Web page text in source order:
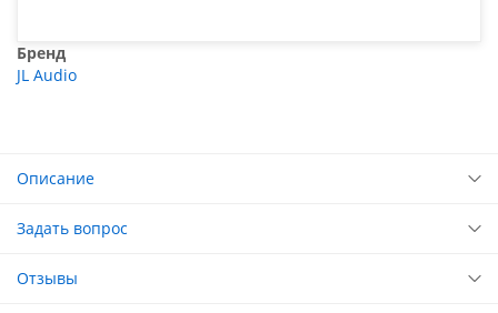
Бренд
JL Audio
Описание
Задать вопрос
Отзывы